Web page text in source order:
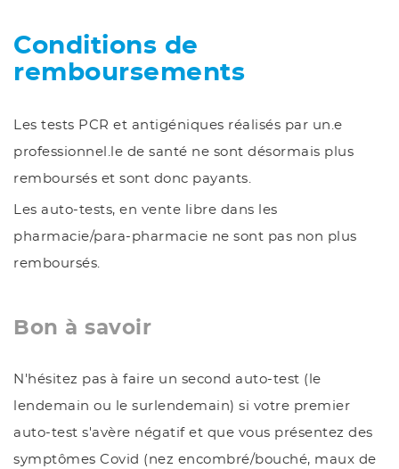
Conditions de
remboursements
Les tests PCR et antigéniques réalisés par un.e
professionnel.le de santé ne sont désormais plus
remboursés et sont donc payants.
Les auto-tests, en vente libre dans les
pharmacie/para-pharmacie ne sont pas non plus
remboursés.
Bon à savoir
N'hésitez pas à faire un second auto-test (le
lendemain ou le surlendemain) si votre premier
auto-test s'avère négatif et que vous présentez des
symptômes Covid (nez encombré/bouché, maux de